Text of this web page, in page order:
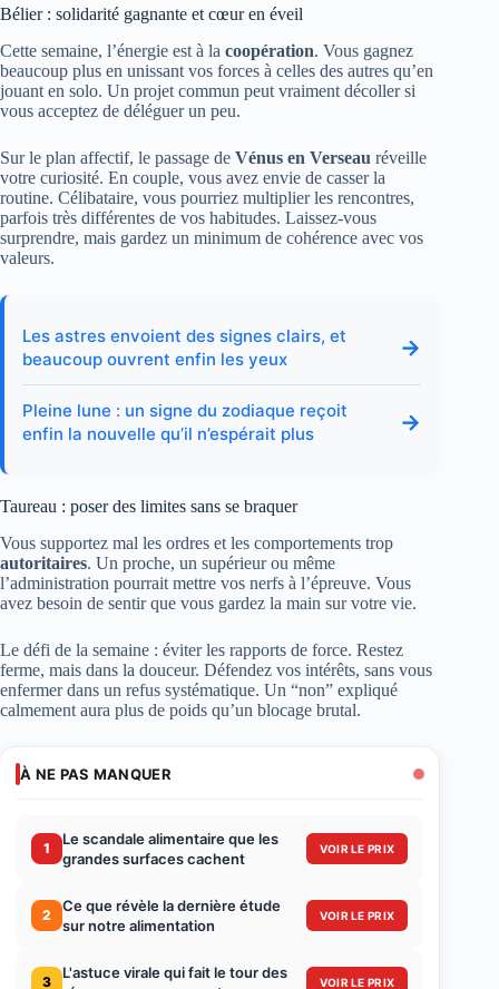
Bélier : solidarité gagnante et cœur en éveil
Cette semaine, l’énergie est à la coopération. Vous gagnez
beaucoup plus en unissant vos forces à celles des autres qu’en
jouant en solo. Un projet commun peut vraiment décoller si
vous acceptez de déléguer un peu.
Sur le plan affectif, le passage de Vénus en Verseau réveille
votre curiosité. En couple, vous avez envie de casser la
routine. Célibataire, vous pourriez multiplier les rencontres,
parfois très différentes de vos habitudes. Laissez-vous
surprendre, mais gardez un minimum de cohérence avec vos
valeurs.
Les astres envoient des signes clairs, et
beaucoup ouvrent enfin les yeux
→
Pleine lune : un signe du zodiaque reçoit
enfin la nouvelle qu’il n’espérait plus
→
Taureau : poser des limites sans se braquer
Vous supportez mal les ordres et les comportements trop
autoritaires. Un proche, un supérieur ou même
l’administration pourrait mettre vos nerfs à l’épreuve. Vous
avez besoin de sentir que vous gardez la main sur votre vie.
Le défi de la semaine : éviter les rapports de force. Restez
ferme, mais dans la douceur. Défendez vos intérêts, sans vous
enfermer dans un refus systématique. Un “non” expliqué
calmement aura plus de poids qu’un blocage brutal.
À NE PAS MANQUER
1
Le scandale alimentaire que les
grandes surfaces cachent
VOIR LE PRIX
2
Ce que révèle la dernière étude
sur notre alimentation
VOIR LE PRIX
3
L'astuce virale qui fait le tour des
VOIR LE PRIX